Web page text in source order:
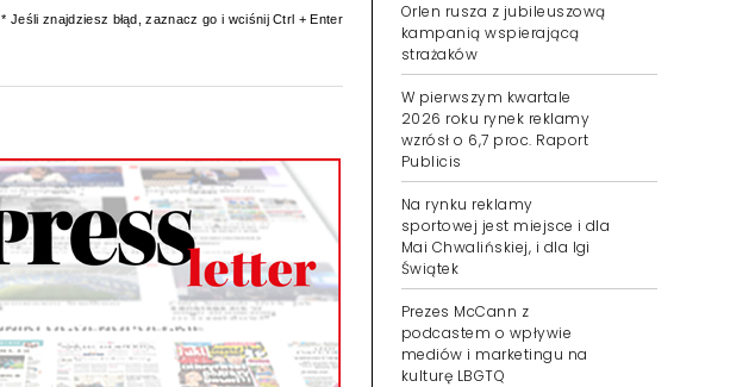
* Jeśli znajdziesz błąd, zaznacz go i wciśnij Ctrl + Enter
Orlen rusza z jubileuszową
kampanią wspierającą
strażaków
W pierwszym kwartale
2026 roku rynek reklamy
wzrósł o 6,7 proc. Raport
Publicis
Na rynku reklamy
sportowej jest miejsce i dla
Mai Chwalińskiej, i dla Igi
Świątek
Prezes McCann z
podcastem o wpływie
mediów i marketingu na
kulturę LBGTQ